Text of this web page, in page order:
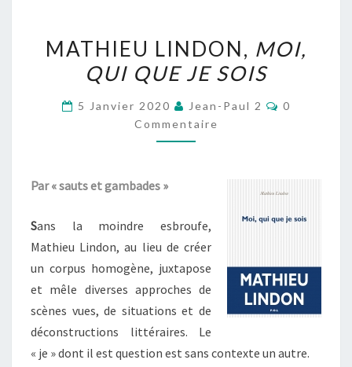
LINDON,
MOI,
QUE
JE
MATHIEU LINDON, MOI,
QUI QUE JE SOIS
5 Janvier 2020 Jean-Paul 2
0
Commentaire
Par « sauts et gambades »
Sans la moindre esbroufe,
Mathieu Lindon, au lieu de créer
un corpus homogène, juxtapose
et mêle diverses approches de
scènes vues, de situations et de
déconstructions littéraires. Le
« je » dont il est question est sans contexte un autre.